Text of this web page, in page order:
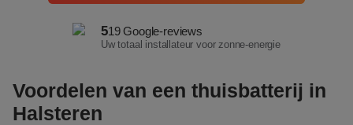
519 Google-reviews
Uw totaal installateur voor zonne-energie
Voordelen van een thuisbatterij in
Halsteren